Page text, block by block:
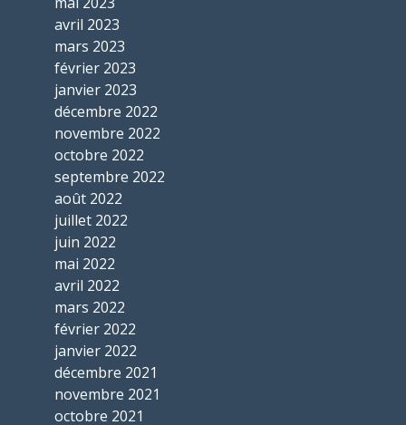
avril 2023
mars 2023
février 2023
janvier 2023
décembre 2022
novembre 2022
octobre 2022
septembre 2022
août 2022
juillet 2022
juin 2022
mai 2022
avril 2022
mars 2022
février 2022
janvier 2022
décembre 2021
novembre 2021
octobre 2021